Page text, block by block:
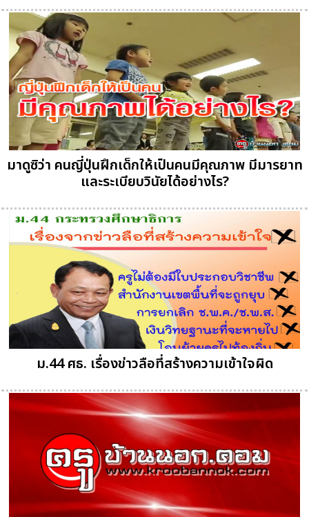
มาดูซิว่า คนญี่ปุ่นฝึกเด็กให้เป็นคนมีคุณภาพ มีมารยาท
และระเบียบวินัยได้อย่างไร?
ม.44 ศธ. เรื่องข่าวลือที่สร้างความเข้าใจผิด